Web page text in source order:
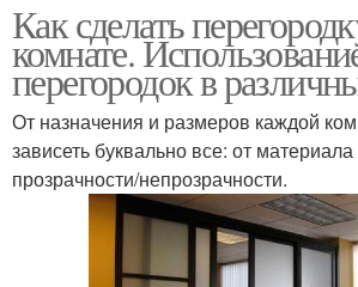
Как сделать
комнате.
перегородок в
От назначения и размеров каждой
зависеть буквально все: от
прозрачности/непрозрачности.